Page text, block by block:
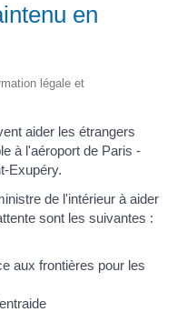
en
légale et
aider les étrangers
à l'aéroport de Paris -
Exupéry.
de l'intérieur à aider
sont les suivantes :
aux frontières pour les